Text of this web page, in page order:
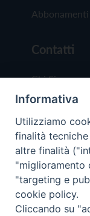
Abbonamenti
Contatti
Chi Siamo
Redazione
Scrivici
Copyright
Informativa
Utilizziamo
finalità
altre finalità
"miglioramento
"targeting e
cookie policy.
Cliccando su